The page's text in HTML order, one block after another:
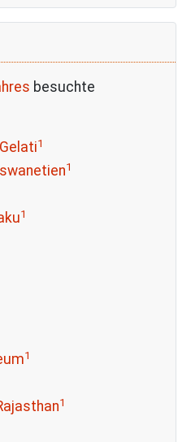
besuchte
1
1
1
1
1